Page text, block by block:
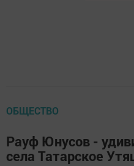
ОБЩЕСТВО
Рауф Юнусов -
села Татарское